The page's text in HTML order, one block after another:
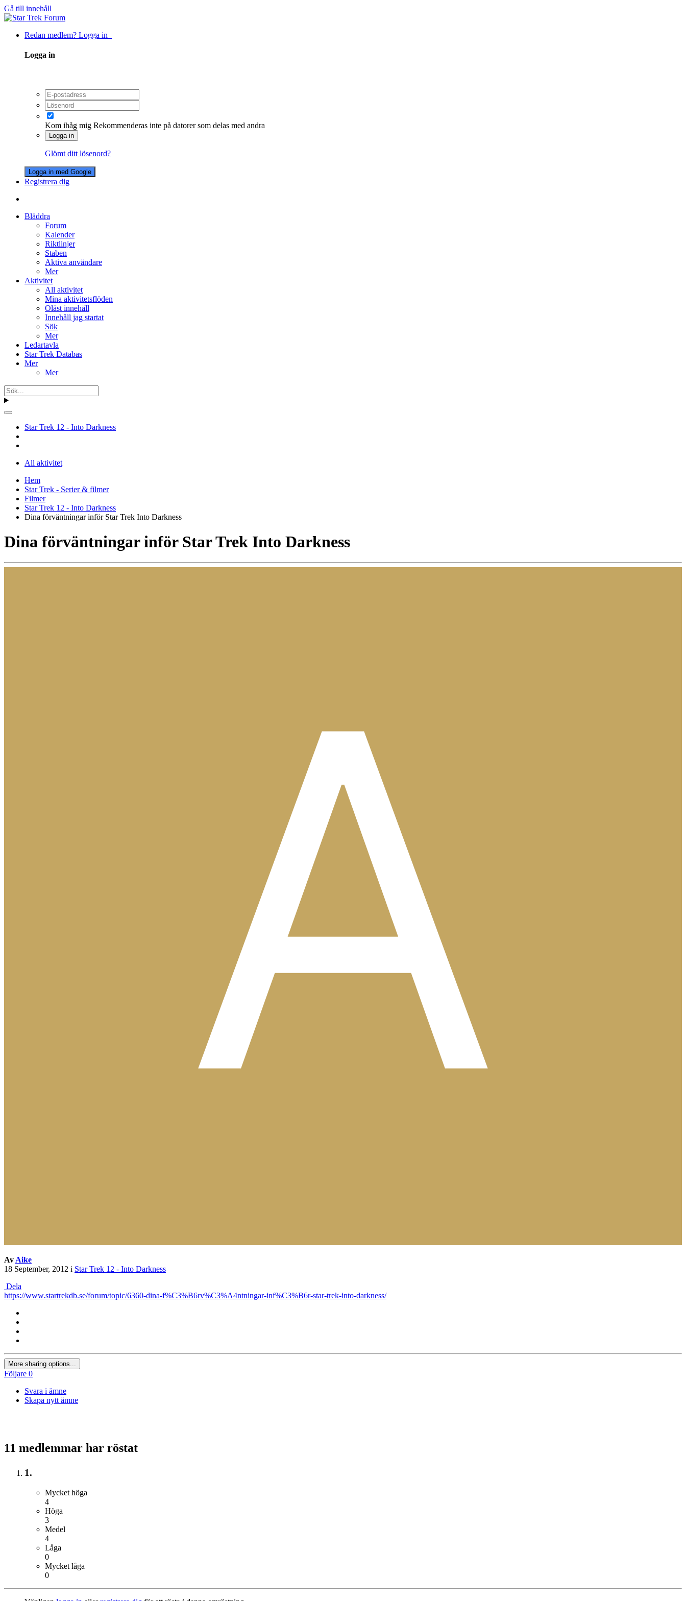
Gå till innehåll
Redan medlem? Logga in
Logga in
Kom ihåg mig Rekommenderas inte på datorer som delas med andra
Logga in
Glömt ditt lösenord?
Logga in med Google
Registrera dig
Bläddra
Forum
Kalender
Riktlinjer
Staben
Aktiva användare
Mer
Aktivitet
All aktivitet
Mina aktivitetsflöden
Oläst innehåll
Innehåll jag startat
Sök
Mer
Ledartavla
Star Trek Databas
Mer
Mer
Star Trek 12 - Into Darkness
All aktivitet
Hem
Star Trek - Serier & filmer
Filmer
Star Trek 12 - Into Darkness
Dina förväntningar inför Star Trek Into Darkness
Dina förväntningar inför Star Trek Into Darkness
AvAike
18 September, 2012 i Star Trek 12 - Into Darkness
Dela
https://www.startrekdb.se/forum/topic/6360-dina-f%C3%B6rv%C3%A4ntningar-inf%C3%B6r-star-trek-into-darkness/
More sharing options...
Följare 0
Svara i ämne
Skapa nytt ämne
11 medlemmar har röstat
1.
Mycket höga
4
Höga
3
Medel
4
Låga
0
Mycket låga
0